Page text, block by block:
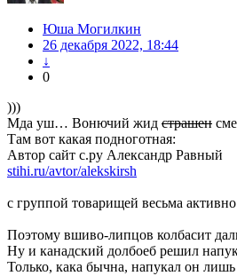
Юша Могилкин
26 декабря 2022, 18:44
↓
0
)))
Мда уш… Вонючий жид страшен
Там вот какая подноготная:
Автор сайт с.ру Александр Равный
stihi.ru/avtor/alekskirsh
с группой товарищей весьма
Поэтому вшиво-липцов колбасит
Ну и канадский долбоеб решил
Только, кака бычна, напукал он лишь